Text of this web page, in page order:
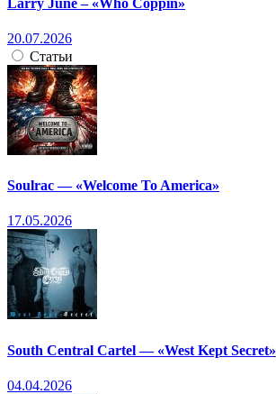
20.07.2026
Статьи
Soulrac — «Welcome To America»
17.05.2026
South Central Cartel — «West Kept Secret»
04.04.2026